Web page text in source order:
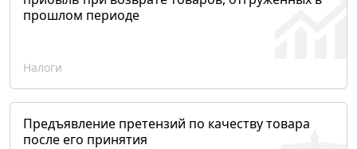
прошлом периоде
Налоги
Предъявление претензий по качеству товара
после его принятия